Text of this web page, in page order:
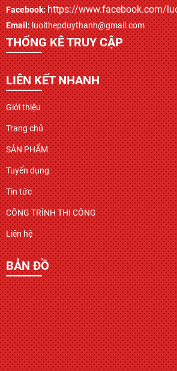
Facebook: https://www.facebook.com/
Email:luoithepduythanh@gmail.com
THỐNG KÊ TRUY CẬP
LIÊN KẾT NHANH
Giới thiệu
Trang chủ
SẢN PHẨM
Tuyển dụng
Tin tức
CÔNG TRÌNH THI CÔNG
Liên hệ
BẢN ĐỒ